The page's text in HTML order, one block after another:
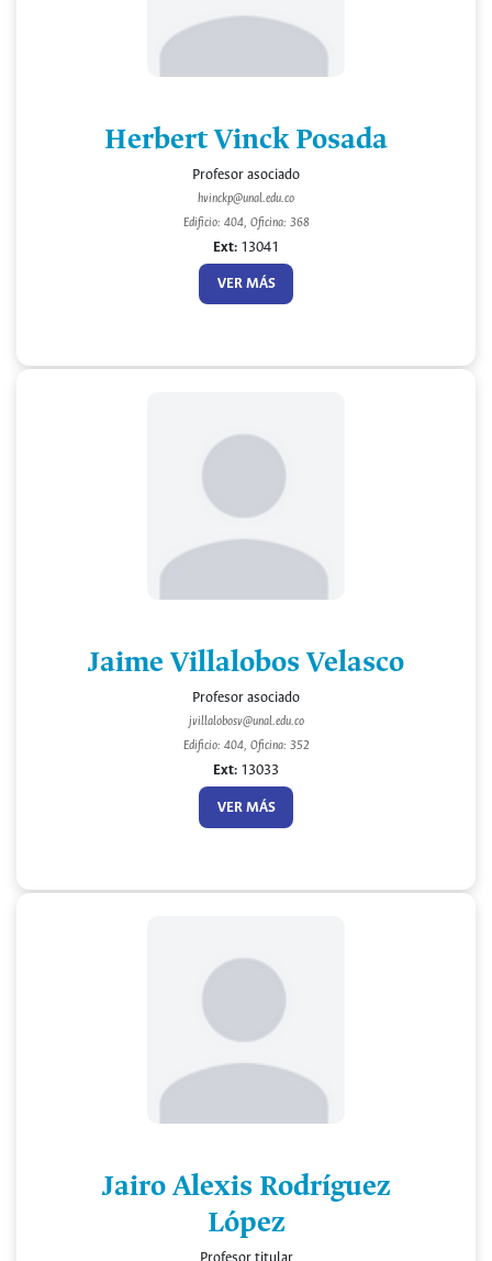
Herbert Vinck Posada
Profesor asociado
hvinckp@unal.edu.co
Edificio: 404, Oficina: 368
Ext: 13041
VER MÁS
Jaime Villalobos Velasco
Profesor asociado
jvillalobosv@unal.edu.co
Edificio: 404, Oficina: 352
Ext: 13033
VER MÁS
Jairo Alexis Rodríguez
López